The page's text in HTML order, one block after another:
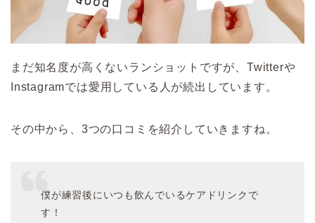
まだ知名度が高くないランショットですが、Twitterや
Instagramでは愛用している人が続出しています。
その中から、3つの口コミを紹介していきますね。
僕が練習後にいつも飲んでいるケアドリンクで
す！